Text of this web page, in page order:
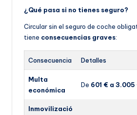
¿Qué pasa si no tienes seguro?
Circular sin el seguro de coche
tiene consecuencias graves:
Consecuencia Detalles
Multa
económica
De 601 € a 3.005
Inmovilizació